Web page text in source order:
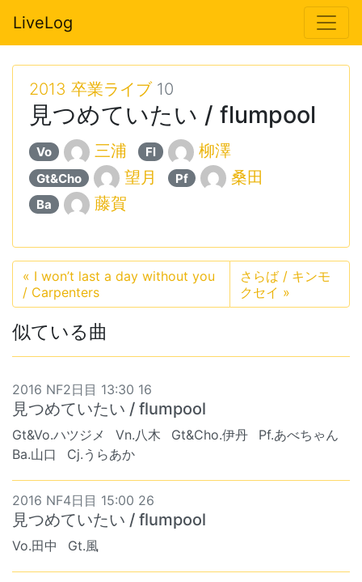
LiveLog
2013 卒業ライブ10
見つめていたい / flumpool
Vo 三浦 Fl 柳澤
Gt&Cho 望月 Pf 桑田
Ba 藤賀
« I won’t last a day without you
/ Carpenters
さらば / キンモ
クセイ »
似ている曲
2016 NF2日目 13:30 16
見つめていたい / flumpool
Gt&Vo.ハツジメ Vn.八木 Gt&Cho.伊丹
Pf.あべちゃん
Ba.山口
Cj.うらあか
2016 NF4日目 15:00 26
見つめていたい / flumpool
Vo.田中 Gt.風